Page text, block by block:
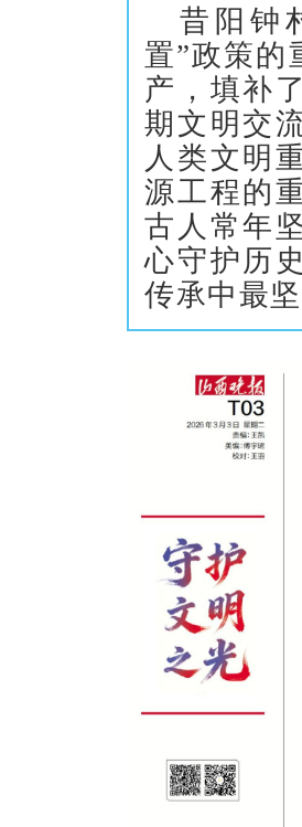
昔阳钟
置”政策的
产，填补
期文明交
人类文明
源工程的
古人常年
心守护历
传承中最